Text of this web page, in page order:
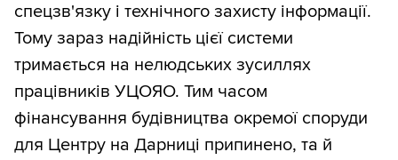
спецзв'язку і технічного захисту інформації.
Тому зараз надійність цієї системи
тримається на нелюдських зусиллях
працівників УЦОЯО. Тим часом
фінансування будівництва окремої споруди
для Центру на Дарниці припинено, та й